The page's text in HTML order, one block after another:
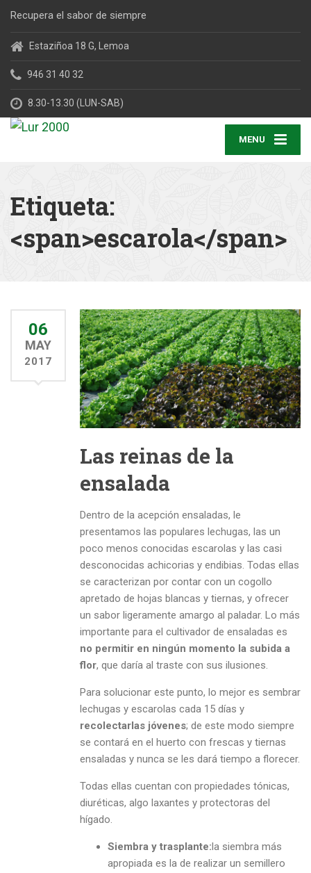
Recupera el sabor de siempre
Estaziñoa 18 G, Lemoa
946 31 40 32
8.30-13.30 (LUN-SAB)
MENU
Etiqueta:
<span>escarola</span>
06
MAY
2017
Las reinas de la
ensalada
Dentro de la acepción ensaladas, le
presentamos las populares lechugas, las un
poco menos conocidas escarolas y las casi
desconocidas achicorias y endibias. Todas ellas
se caracterizan por contar con un cogollo
apretado de hojas blancas y tiernas, y ofrecer
un sabor ligeramente amargo al paladar. Lo más
importante para el cultivador de ensaladas es
no permitir en ningún momento la subida a
flor, que daría al traste con sus ilusiones.
Para solucionar este punto, lo mejor es sembrar
lechugas y escarolas cada 15 días y
recolectarlas jóvenes; de este modo siempre
se contará en el huerto con frescas y tiernas
ensaladas y nunca se les dará tiempo a florecer.
Todas ellas cuentan con propiedades tónicas,
diuréticas, algo laxantes y protectoras del
hígado.
Siembra y trasplante:la siembra más
apropiada es la de realizar un semillero